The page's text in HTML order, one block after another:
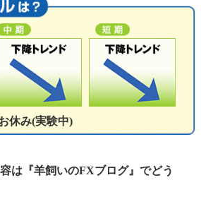
休み(実験中)
は『羊飼いのFXブログ』でどう